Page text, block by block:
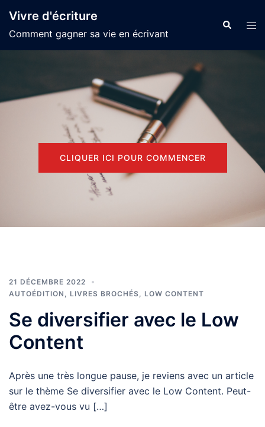
contenu
Vivre d'écriture
Comment gagner sa vie en écrivant
CLIQUER ICI POUR COMMENCER
21 DÉCEMBRE 2022
AUTOÉDITION
LIVRES BROCHÉS LOW CONTENT
Se diversifier avec le Low
Content
Après une très longue pause, je reviens avec un article
sur le thème Se diversifier avec le Low Content. Peut-
être avez-vous vu […]